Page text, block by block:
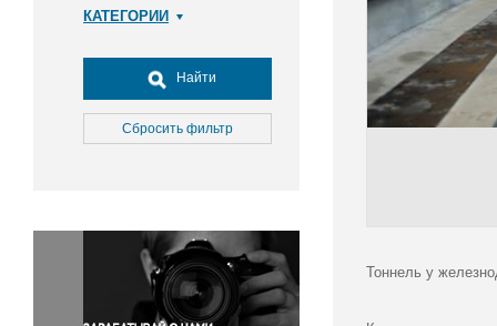
КАТЕГОРИИ
Досуг, туризм и отдых
Культура
Медицина
Окружающая среда
Политика
Правосудие
Происшествия и конфликты
Найти
Сбросить фильтр
Тоннель у